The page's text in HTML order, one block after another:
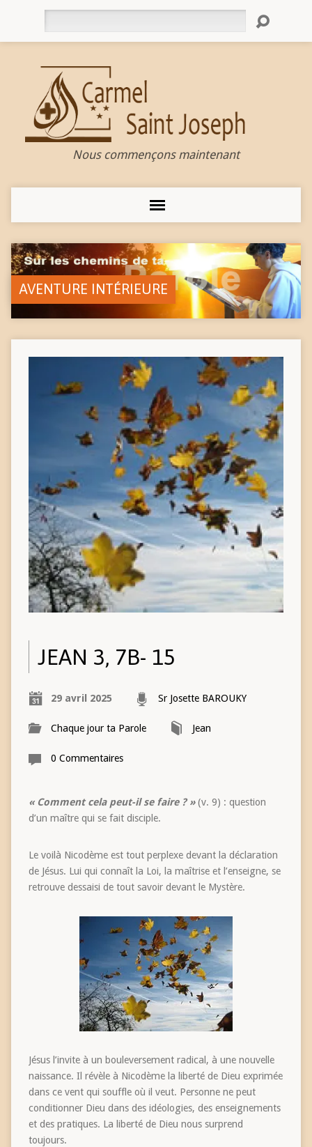
Nous commençons maintenant
AVENTURE INTÉRIEURE
JEAN 3, 7B- 15
29 avril 2025 Sr Josette BAROUKY
Chaque jour ta Parole Jean
0 Commentaires
« Comment cela peut-il se faire ? »(v. 9) : question
d’un maître qui se fait disciple.
Le voilà Nicodème est tout perplexe devant la déclaration
de Jésus. Lui qui connaît la Loi, la maîtrise et l’enseigne, se
retrouve dessaisi de tout savoir devant le Mystère.
Jésus l’invite à un bouleversement radical, à une nouvelle
naissance. Il révèle à Nicodème la liberté de Dieu exprimée
dans ce vent qui souffle où il veut. Personne ne peut
conditionner Dieu dans des idéologies, des enseignements
et des pratiques. La liberté de Dieu nous surprend
toujours.